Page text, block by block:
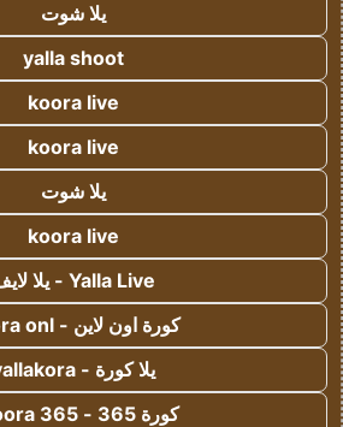
يلا شوت
yalla shoot
koora live
koora live
يلا شوت
koora live
Yalla Live - يلا لايف
كورة اون لاين - koora onl
يلا كورة - yallakora
كورة 365 - kooora 365